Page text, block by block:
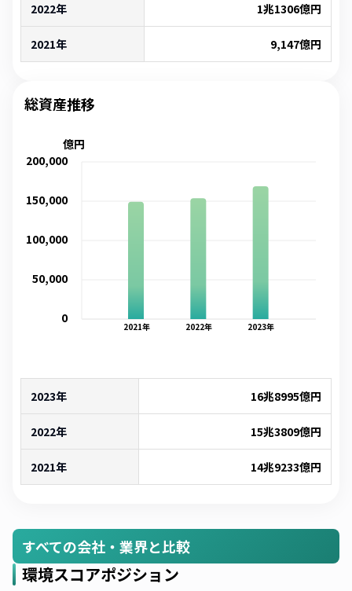
2022年 1兆1306億円
2021年 9,147億円
総資産推移
2021年 2022年 2023年
0
50,000
100,000
150,000
200,000
億円
2023年 16兆8995億円
2022年 15兆3809億円
2021年 14兆9233億円
すべての会社・業界と比較
環境スコアポジション